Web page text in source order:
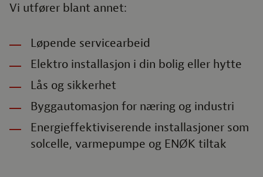
Vi utfører blant annet:
Løpende servicearbeid
Elektro installasjon i din bolig eller hytte
Lås og sikkerhet
Byggautomasjon for næring og industri
Energieffektiviserende installasjoner som
solcelle, varmepumpe og ENØK tiltak